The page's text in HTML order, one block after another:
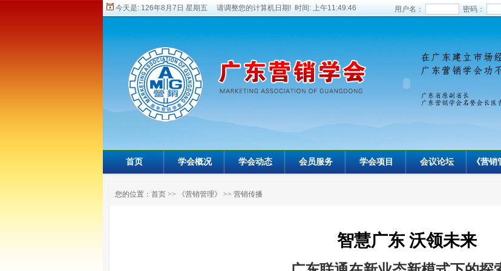
今天是: 126年8月7日 星期五 请调整您的计算机日期! 时间: 上午11:49:48 用户名： 密码：
首页 学会概况 学会动态 会员服务 学会项目 会议论坛 《营销
您的位置： 首页 >> 《营销管理》 >> 营销传播
智慧广东 沃领未来